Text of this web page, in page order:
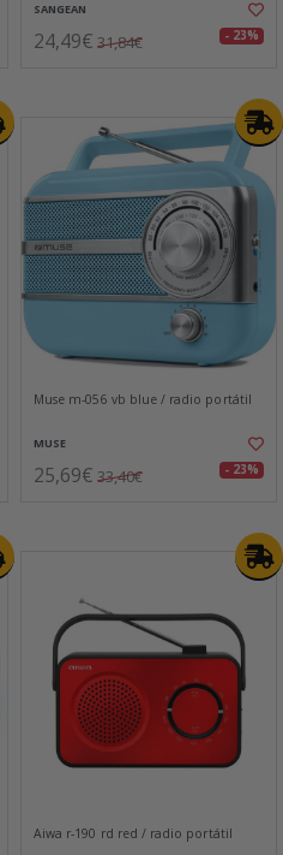
SANGEAN
24,49€ 31,84€ - 23%
Muse m-056 vb blue / radio portátil
MUSE
25,69€ 33,40€ - 23%
Aiwa r-190 rd red / radio portátil